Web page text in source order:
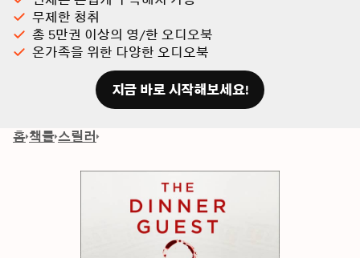
무제한 청취
총 5만권 이상의 영/한 오디오북
온가족을 위한 다양한 오디오북
지금 바로 시작해보세요!
홈 책들 스릴러